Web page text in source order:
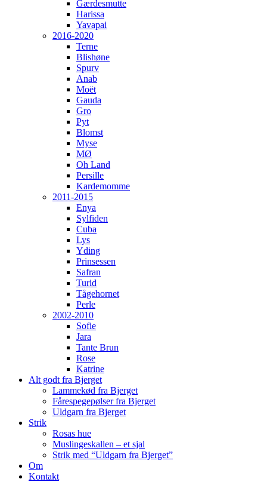
Gærdesmutte
Harissa
Yavapai
2016-2020
Terne
Blishøne
Spurv
Anab
Moët
Gauda
Gro
Pyt
Blomst
Myse
MØ
Oh Land
Persille
Kardemomme
2011-2015
Enya
Sylfiden
Cuba
Lys
Yding
Prinsessen
Safran
Turid
Tågehornet
Perle
2002-2010
Sofie
Jara
Tante Brun
Rose
Katrine
Alt godt fra Bjerget
Lammekød fra Bjerget
Fårespegepølser fra Bjerget
Uldgarn fra Bjerget
Strik
Rosas hue
Muslingeskallen – et sjal
Strik med “Uldgarn fra Bjerget”
Om
Kontakt